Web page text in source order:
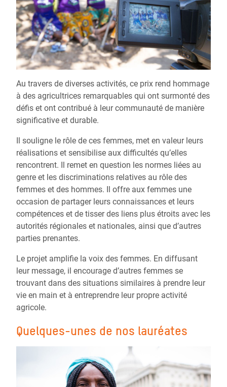
Au travers de diverses activités, ce prix rend hommage
à des agricultrices remarquables qui ont surmonté des
défis et ont contribué à leur communauté de manière
significative et durable.
Il souligne le rôle de ces femmes, met en valeur leurs
réalisations et sensibilise aux difficultés qu’elles
rencontrent. Il remet en question les normes liées au
genre et les discriminations relatives au rôle des
femmes et des hommes. Il offre aux femmes une
occasion de partager leurs connaissances et leurs
compétences et de tisser des liens plus étroits avec les
autorités régionales et nationales, ainsi que d’autres
parties prenantes.
Le projet amplifie la voix des femmes. En diffusant
leur message, il encourage d’autres femmes se
trouvant dans des situations similaires à prendre leur
vie en main et à entreprendre leur propre activité
agricole.
Quelques-unes de nos lauréates